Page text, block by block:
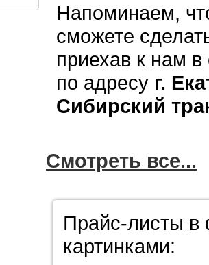
Напоминаем,
сможете
приехав к нам
по адресу г.
Сибирский
Смотреть все...
Прайс-листы в
картинками: